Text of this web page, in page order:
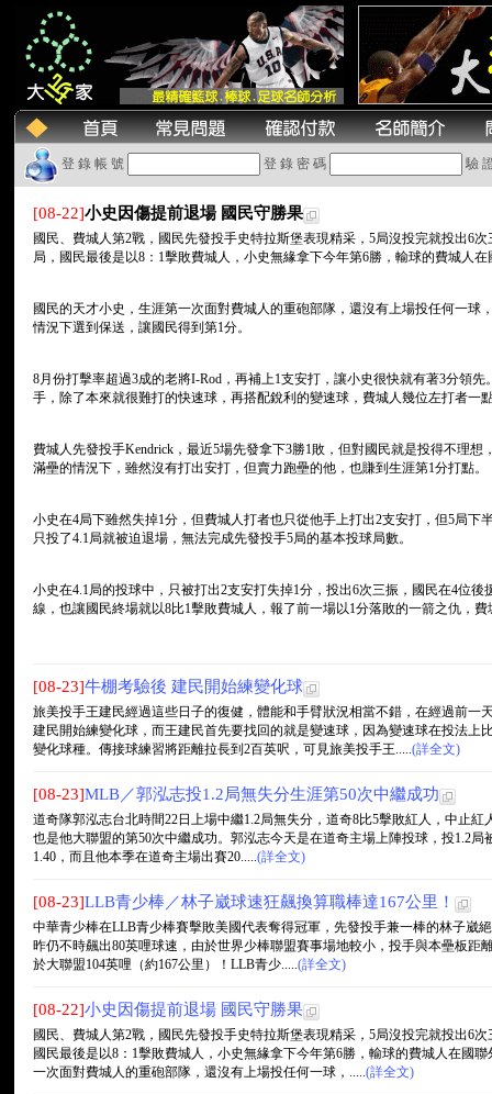
登 錄 帳 號 登 錄 密 碼 驗
[08-22]小史因傷提前退場 國民守勝果
國民、費城人第2戰，國民先發投手史特拉斯堡表現精采，5局沒投完就投出6
局，國民最後是以8：1擊敗費城人，小史無緣拿下今年第6勝，輸球的費城人
國民的天才小史，生涯第一次面對費城人的重砲部隊，還沒有上場投任何一球
情況下選到保送，讓國民得到第1分。
8月份打擊率超過3成的老將I-Rod，再補上1支安打，讓小史很快就有著3分領
手，除了本來就很難打的快速球，再搭配銳利的變速球，費城人幾位左打者一
費城人先發投手Kendrick，最近5場先發拿下3勝1敗，但對國民就是投得不理
滿壘的情況下，雖然沒有打出安打，但賣力跑壘的他，也賺到生涯第1分打點。
小史在4局下雖然失掉1分，但費城人打者也只從他手上打出2支安打，但5局下
只投了4.1局就被迫退場，無法完成先發投手5局的基本投球局數。
小史在4.1局的投球中，只被打出2支安打失掉1分，投出6次三振，國民在4位
線，也讓國民終場就以8比1擊敗費城人，報了前一場以1分落敗的一箭之仇，
[08-23]牛棚考驗後 建民開始練變化球
旅美投手王建民經過這些日子的復健，體能和手臂狀況相當不錯，在經過前一
建民開始練變化球，而王建民首先要找回的就是變速球，因為變速球在投法上
變化球種。傳接球練習將距離拉長到2百英呎，可見旅美投手王.....(詳全文)
[08-23]MLB／郭泓志投1.2局無失分生涯第50次中繼成功
道奇隊郭泓志台北時間22日上場中繼1.2局無失分，道奇8比5擊敗紅人，中止
也是他大聯盟的第50次中繼成功。郭泓志今天是在道奇主場上陣投球，投1.2
1.40，而且他本季在道奇主場出賽20.....(詳全文)
[08-23]LLB青少棒／林子崴球速狂飆換算職棒達167公里！
中華青少棒在LLB青少棒賽擊敗美國代表奪得冠軍，先發投手兼一棒的林子崴
昨仍不時飆出80英哩球速，由於世界少棒聯盟賽事場地較小，投手與本壘板距
於大聯盟104英哩（約167公里）！LLB青少.....(詳全文)
[08-22]小史因傷提前退場 國民守勝果
國民、費城人第2戰，國民先發投手史特拉斯堡表現精采，5局沒投完就投出6
國民最後是以8：1擊敗費城人，小史無緣拿下今年第6勝，輸球的費城人在國
一次面對費城人的重砲部隊，還沒有上場投任何一球，.....(詳全文)